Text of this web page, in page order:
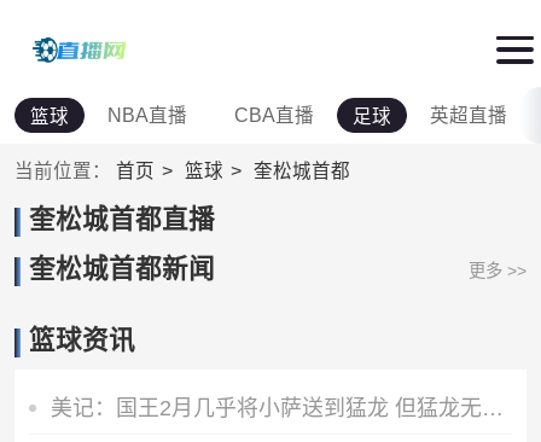
篮球 NBA直播 CBA直播 足球 英超直播
当前位置： 首页 篮球 奎松城首都
奎松城首都直播
奎松城首都新闻
更多 >>
篮球资讯
美记：国王2月几乎将小萨送到猛龙 但猛龙无法清理珀尔特尔而告吹